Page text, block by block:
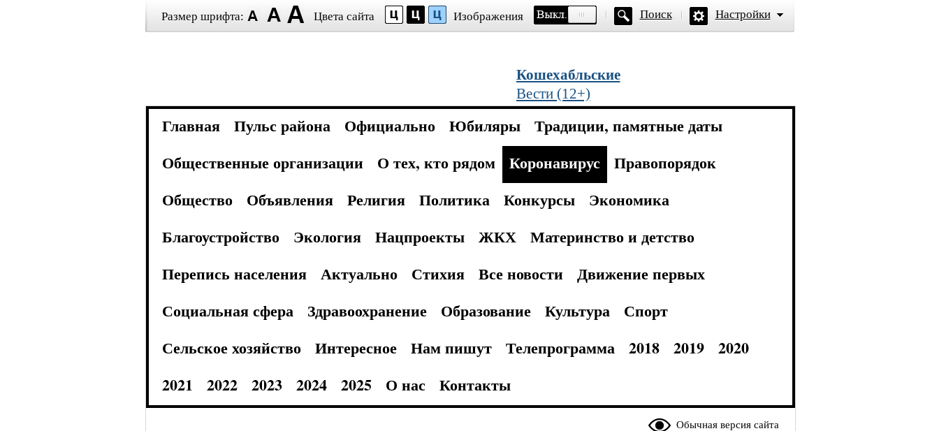
Размер шрифта: Цвета сайта Изображения Поиск Настройки
Кошехабльские
Вести (12+)
Главная Пульс района Официально Юбиляры
Традиции, памятные даты
Общественные организации
О тех, кто рядом Коронавирус
Правопорядок
Общество
Объявления Религия Политика Конкурсы
Экономика
Благоустройство
Экология Нацпроекты ЖКХ
Материнство и детство
Перепись населения
Актуально Стихия Все новости
Движение первых
Социальная сфера
Здравоохранение Образование Культура
Спорт
Сельское хозяйство
Интересное Нам пишут Телепрограмма 2018 2019
2020
2021
2022 2023 2024 2025 О нас Контакты
Обычная версия сайта